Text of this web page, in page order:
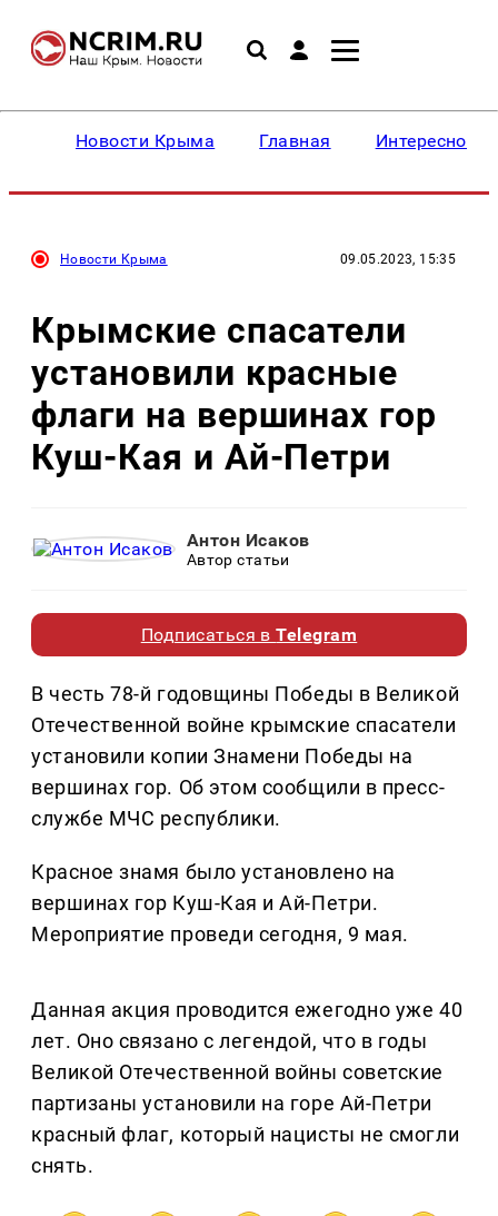
Новости Крыма Главная Интересное
Новости Крыма 09.05.2023, 15:35
Крымские спасатели
установили красные
флаги на вершинах гор
Куш-Кая и Ай-Петри
Антон Исаков
Автор статьи
Подписаться вTelegram
В честь 78-й годовщины Победы в Великой
Отечественной войне крымские спасатели
установили копии Знамени Победы на
вершинах гор. Об этом сообщили в пресс-
службе МЧС республики.
Красное знамя было установлено на
вершинах гор Куш-Кая и Ай-Петри.
Мероприятие проведи сегодня, 9 мая.
Данная акция проводится ежегодно уже 40
лет. Оно связано с легендой, что в годы
Великой Отечественной войны советские
партизаны установили на горе Ай-Петри
красный флаг, который нацисты не смогли
снять.